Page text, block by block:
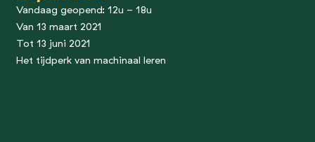
le pavillon
Vandaag geopend: 12u - 18u
Van 13 maart 2021
Tot 13 juni 2021
Het tijdperk van machinaal leren